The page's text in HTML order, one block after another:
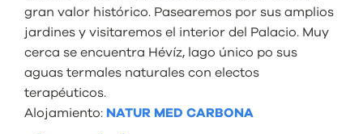
gran valor histórico. Pasearemos por sus amplios
jardines y visitaremos el interior del Palacio. Muy
cerca se encuentra Hévíz, lago único po sus
aguas termales naturales con electos
terapéuticos.
Alojamiento: NATUR MED CARBONA